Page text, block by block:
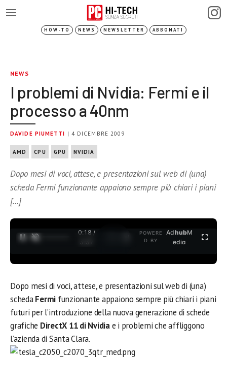
HOW-TO NEWS NEWSLETTER ABBONATI
NEWS
I problemi di Nvidia: Fermi e il
processo a 40nm
DAVIDE PIUMETTI | 4 DICEMBRE 2009
AMD CPU GPU NVIDIA
Dopo mesi di voci, attese, e presentazioni sul web di (una)
scheda Fermi funzionante appaiono sempre più chiari i piani
[…]
0:19 /
3:37
POWERE
D BY
AdhubM
edia
Dopo mesi di voci, attese, e presentazioni sul web di (una)
schedaFermi funzionante appaiono sempre più chiari i piani
futuri per l’introduzione della nuova generazione di schede
grafiche DirectX 11 di Nvidiae i problemi che affliggono
l’azienda di Santa Clara.